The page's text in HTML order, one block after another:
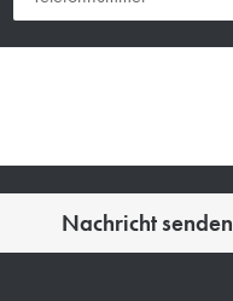
Nachricht senden